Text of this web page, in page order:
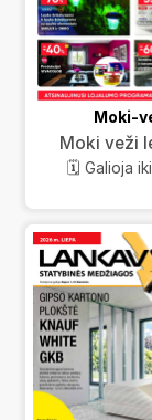
Moki-
Moki veži
🗓️ Galioja